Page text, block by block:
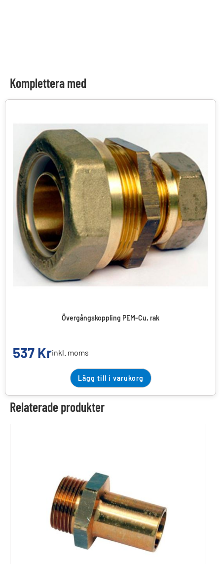
Komplettera med
Övergångskoppling PEM-Cu, rak
537 Krinkl. moms
Lägg till i varukorg
Relaterade produkter